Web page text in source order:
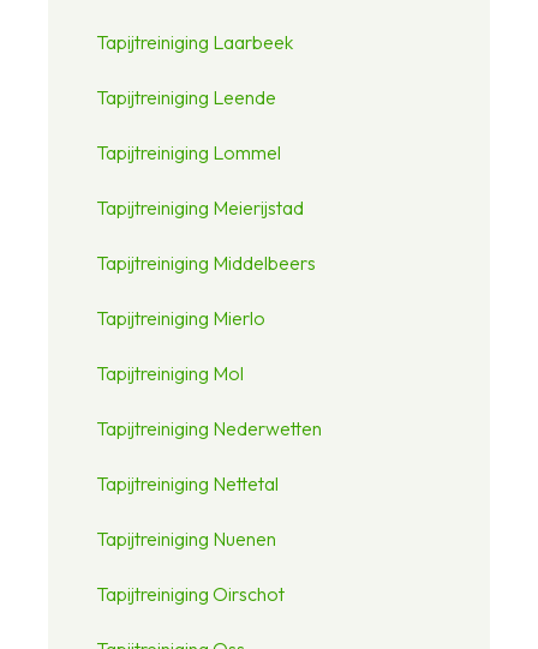
Tapijtreiniging Laarbeek
Tapijtreiniging Leende
Tapijtreiniging Lommel
Tapijtreiniging Meierijstad
Tapijtreiniging Middelbeers
Tapijtreiniging Mierlo
Tapijtreiniging Mol
Tapijtreiniging Nederwetten
Tapijtreiniging Nettetal
Tapijtreiniging Nuenen
Tapijtreiniging Oirschot